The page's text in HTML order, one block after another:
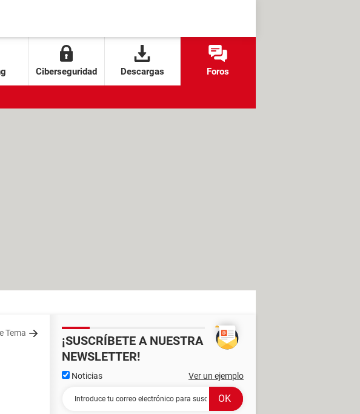
Ciberseguridad Descargas Foros
Tema
¡SUSCRÍBETE A NUESTRA
NEWSLETTER!
Noticias Ver un ejemplo